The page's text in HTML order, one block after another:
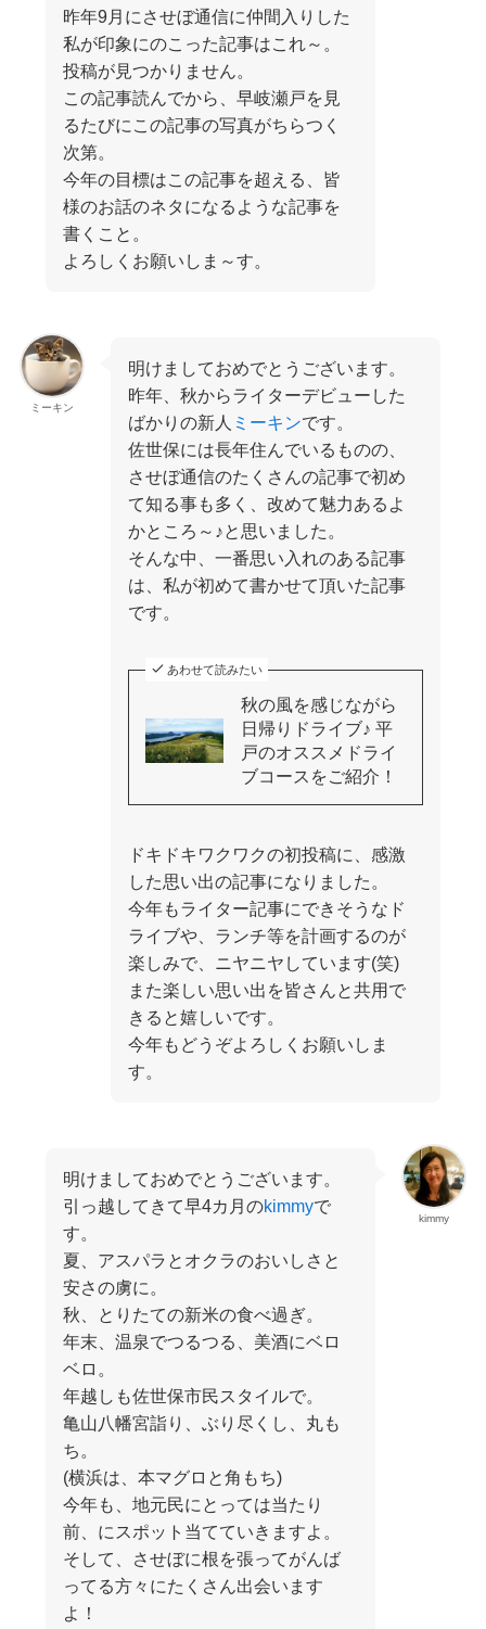
昨年9月にさせぼ通信に仲間入りした
私が印象にのこった記事はこれ～。
投稿が見つかりません。
この記事読んでから、早岐瀬戸を見
るたびにこの記事の写真がちらつく
次第。
今年の目標はこの記事を超える、皆
様のお話のネタになるような記事を
書くこと。
よろしくお願いしま～す。
ミーキン
明けましておめでとうございます。
昨年、秋からライターデビューした
ばかりの新人 ミーキンです。
佐世保には長年住んでいるものの、
させぼ通信のたくさんの記事で初め
て知る事も多く、改めて魅力あるよ
かところ～♪と思いました。
そんな中、一番思い入れのある記事
は、私が初めて書かせて頂いた記事
です。
あわせて読みたい
秋の風を感じながら
日帰りドライブ♪ 平
戸のオススメドライ
ブコースをご紹介！
ドキドキワクワクの初投稿に、感激
した思い出の記事になりました。
今年もライター記事にできそうなド
ライブや、ランチ等を計画するのが
楽しみで、ニヤニヤしています(笑)
また楽しい思い出を皆さんと共用で
きると嬉しいです。
今年もどうぞよろしくお願いしま
す。
kimmy
明けましておめでとうございます。
引っ越してきて早4カ月のkimmyで
す。
夏、アスパラとオクラのおいしさと
安さの虜に。
秋、とりたての新米の食べ過ぎ。
年末、温泉でつるつる、美酒にベロ
ベロ。
年越しも佐世保市民スタイルで。
亀山八幡宮詣り、ぶり尽くし、丸も
ち。
(横浜は、本マグロと角もち)
今年も、地元民にとっては当たり
前、にスポット当てていきますよ。
そして、させぼに根を張ってがんば
ってる方々にたくさん出会います
よ！